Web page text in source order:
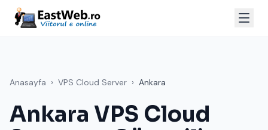
Anasayfa › VPS Cloud Server › Ankara
Ankara VPS Cloud